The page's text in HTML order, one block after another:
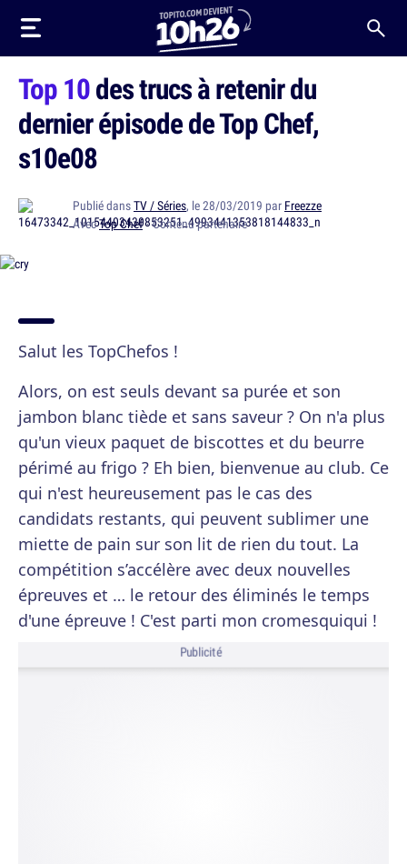
Top 10des trucs à retenir du
dernier épisode de Top Chef,
s10e08
Publié dansTV / Séries, le 28/03/2019 par Freezze
AvecTop Chef· Contenu partenaire
Salut les TopChefos !
Alors, on est seuls devant sa purée et son
jambon blanc tiède et sans saveur ? On n'a plus
qu'un vieux paquet de biscottes et du beurre
périmé au frigo ? Eh bien, bienvenue au club. Ce
qui n'est heureusement pas le cas des
candidats restants, qui peuvent sublimer une
miette de pain sur son lit de rien du tout. La
compétition s’accélère avec deux nouvelles
épreuves et … le retour des éliminés le temps
d'une épreuve ! C'est parti mon cromesquiqui !
Publicité